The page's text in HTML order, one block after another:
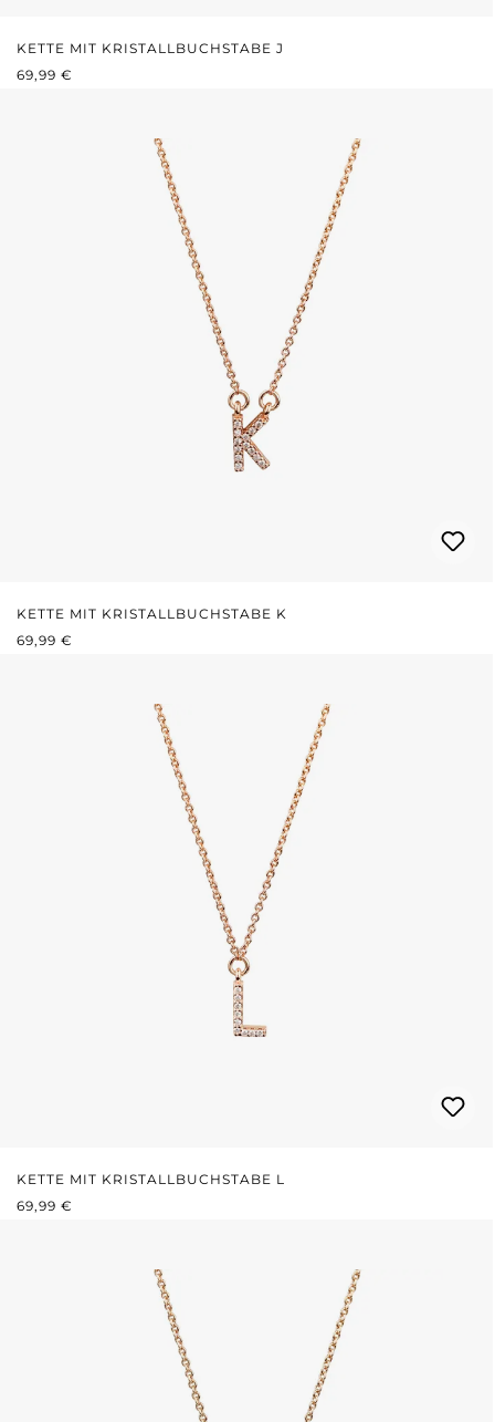
KETTE MIT KRISTALLBUCHSTABE J
REGULÄRER PREIS:
69,99 €
KETTE MIT KRISTALLBUCHSTABE K
REGULÄRER PREIS:
69,99 €
KETTE MIT KRISTALLBUCHSTABE L
REGULÄRER PREIS:
69,99 €